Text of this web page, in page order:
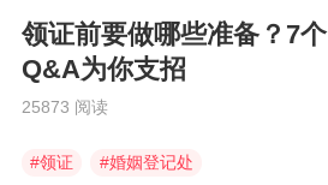
领证前要做哪些准备？7个
Q&A为你支招
25873 阅读
#领证 #婚姻登记处